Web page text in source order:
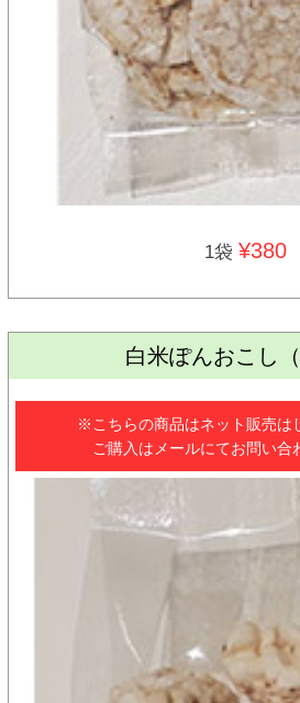
1袋¥380
白米ぽんおこし（
※こちらの商品はネット販売は
ご購入はメールにてお問い合